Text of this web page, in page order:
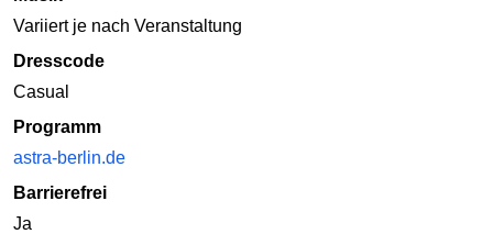
Variiert je nach Veranstaltung
Dresscode
Casual
Programm
astra-berlin.de
Barrierefrei
Ja